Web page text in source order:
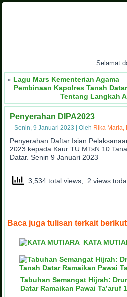
Selamat
« Lagu Mars Kementerian Agama
Pembinaan Kapolres Tanah
Tentang Langkah
Penyerahan DIPA2023
Senin, 9 Januari 2023 |Oleh Rika Maria,
Penyerahan Daftar Isian
2023 kepada Kaur TU MTsN 10
Datar. Senin 9 Januari 2023
3,534 total views, 2 views
Baca juga tulisan terkait
KATA
Tabuhan Semangat Hijrah:
Datar Ramaikan Pawai Ta’aruf